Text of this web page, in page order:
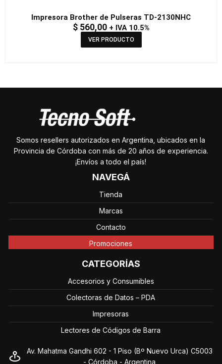
Impresora Brother de Pulseras TD-2130NHC
$560,00+ IVA 10.5%
VER PRODUCTO
Somos resellers autorizados en Argentina, ubicados en la
Provincia de Córdoba con más de 20 años de experiencia.
¡Envíos a todo el país!
NAVEGÁ
Tienda
Marcas
Contacto
Promociones
CATEGORÍAS
Accesorios y Consumibles
Colectoras de Datos – PDA
Impresoras
Lectores de Códigos de Barra
Av. Mahatma Gandhi 602 - 1 Piso (Bº Nuevo Urca) C5003
- Córdoba - Argentina